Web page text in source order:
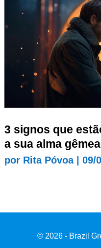
3 signos que
a sua alma gêmea
por Rita Póvoa| 09/
© 2026 - Brazil